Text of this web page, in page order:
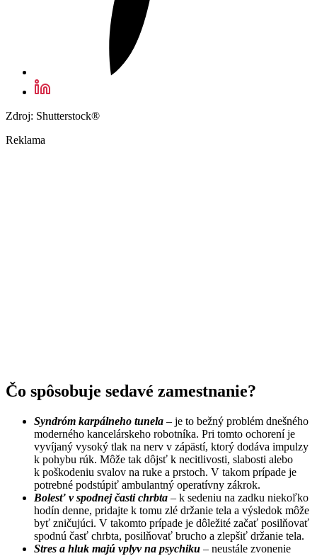
Zdroj: Shutterstock®
Reklama
Čo spôsobuje sedavé zamestnanie?
Syndróm karpálneho tunela – je to bežný problém dnešného
moderného kancelárskeho robotníka. Pri tomto ochorení je
vyvíjaný vysoký tlak na nerv v zápästí, ktorý dodáva impulzy
k pohybu rúk. Môže tak dôjsť k necitlivosti, slabosti alebo
k poškodeniu svalov na ruke a prstoch. V takom prípade je
potrebné podstúpiť ambulantný operatívny zákrok.
Bolesť v spodnej časti chrbta – k sedeniu na zadku niekoľko
hodín denne, pridajte k tomu zlé držanie tela a výsledok môže
byť zničujúci. V takomto prípade je dôležité začať posilňovať
spodnú časť chrbta, posilňovať brucho a zlepšiť držanie tela.
Stres a hluk majú vplyv na psychiku – neustále zvonenie